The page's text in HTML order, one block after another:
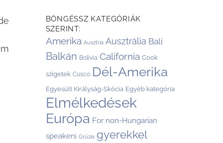
BÖNGÉSSZ KATEGÓRIÁK
SZERINT:
Amerika Ausztria Ausztrália Bali
Balkán Bolívia California Cook
szigetek Cusco Dél-Amerika
Egyesült Királyság-Skócia Egyéb kategória
Elmélkedések
Európa For non-Hungarian
speakers Grúzia gyerekkel